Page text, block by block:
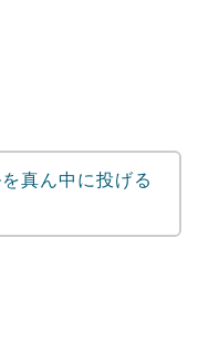
真ん中に投げる